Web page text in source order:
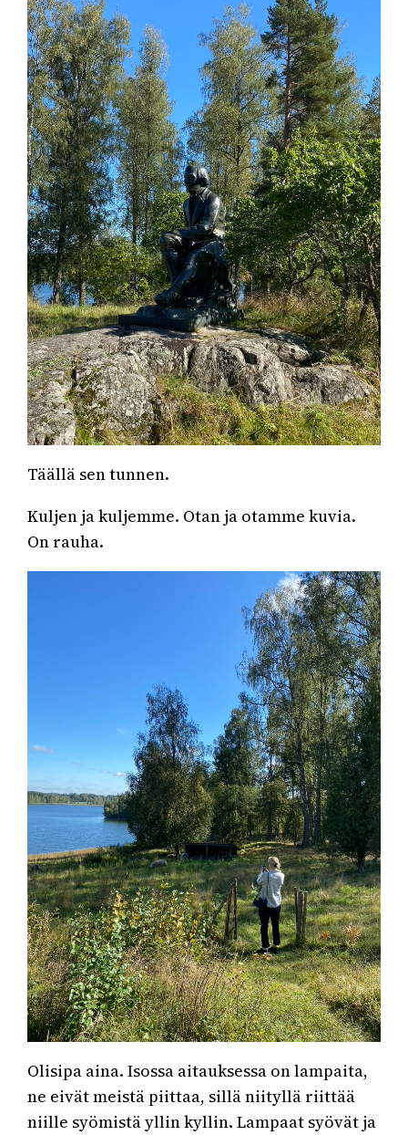
Täällä sen tunnen.
Kuljen ja kuljemme. Otan ja otamme kuvia.
On rauha.
Olisipa aina. Isossa aitauksessa on lampaita,
ne eivät meistä piittaa, sillä niityllä riittää
niille syömistä yllin kyllin. Lampaat syövät ja